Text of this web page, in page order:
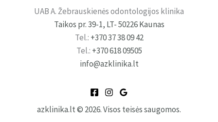
UAB A. Žebrauskienės odontologijos klinika
Taikos pr. 39-1, LT- 50226 Kaunas
Tel.: +370 37 38 09 42
Tel.: +370 618 09505
info@azklinika.lt
azklinika.lt© 2026. Visos teisės saugomos.